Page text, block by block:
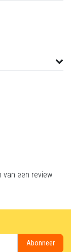
van een review
Abonneer